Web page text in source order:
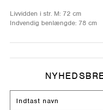
Livvidden i str. M: 72 cm
Indvendig benlængde: 78 cm